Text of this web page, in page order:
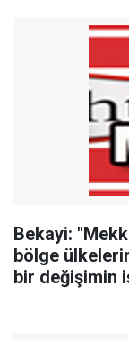
Bekayi:
bölge
bir değişimin